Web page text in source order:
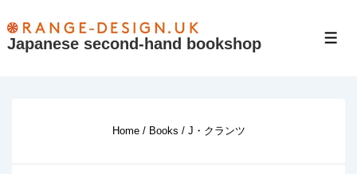
Skip
Japanese second-hand bookshop
Home/ Books / J・クランツ